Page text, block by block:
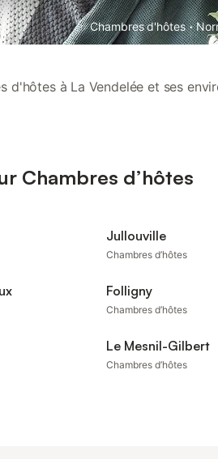
Chambres d'hôtes ·
d'hôtes à La Vendelée et ses
Chambres d’hôtes
Jullouville
Chambres d’hôtes
Folligny
Chambres d’hôtes
Le Mesnil-Gilbert
Chambres d’hôtes